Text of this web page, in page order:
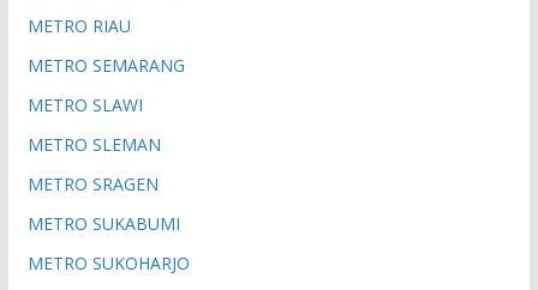
METRO RIAU
METRO SEMARANG
METRO SLAWI
METRO SLEMAN
METRO SRAGEN
METRO SUKABUMI
METRO SUKOHARJO